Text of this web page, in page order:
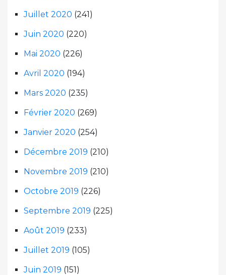
Juillet 2020 (241)
Juin 2020 (220)
Mai 2020 (226)
Avril 2020 (194)
Mars 2020 (235)
Février 2020 (269)
Janvier 2020 (254)
Décembre 2019 (210)
Novembre 2019 (210)
Octobre 2019 (226)
Septembre 2019 (225)
Août 2019 (233)
Juillet 2019 (105)
Juin 2019 (151)